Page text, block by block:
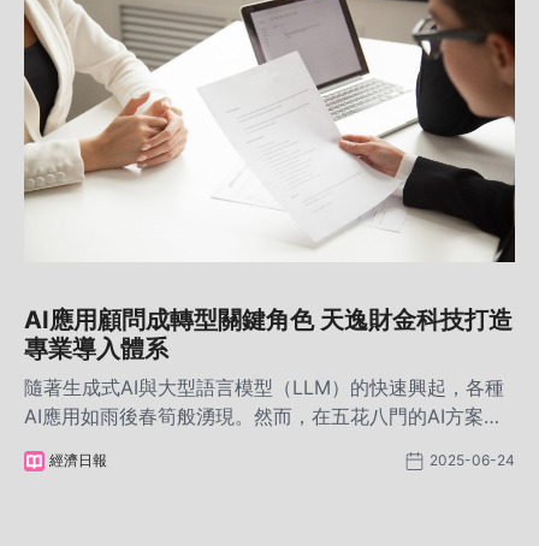
AI應用顧問成轉型關鍵角色 天逸財金科技打造
專業導入體系
隨著生成式AI與大型語言模型（LLM）的快速興起，各種
AI應用如雨後春筍般湧現。然而，在五花八門的AI方案
「AI應用顧問」（AI Application Consultant）正快速成
經濟日報 2025-06-24